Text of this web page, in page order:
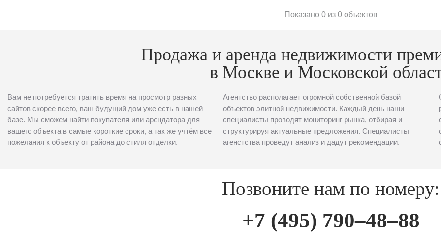
Показано 0 из 0 объектов
Продажа и аренда недвижимости
в Москве и Московской
Вам не потребуется тратить время на просмотр разных
сайтов скорее всего, ваш будущий дом уже есть в нашей
базе. Мы сможем найти покупателя или арендатора для
вашего объекта в самые короткие сроки, а так же учтём все
пожелания к объекту от района до стиля отделки.
Агентство располагает огромной собственной базой
объектов элитной недвижимости. Каждый день наши
специалисты проводят мониторинг рынка, отбирая и
структурируя актуальные предложения. Специалисты
агенстства проведут анализ и дадут рекомендации.
Позвоните нам по номеру:
+7 (495) 790–48–88